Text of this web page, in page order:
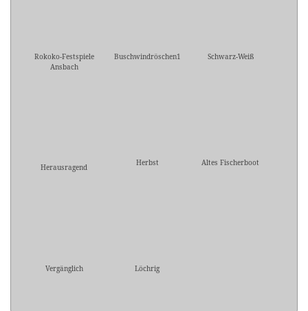
Rokoko-Festspiele
Ansbach
Buschwindröschen1 Schwarz-Weiß
Herausragend Herbst Altes Fischerboot
Vergänglich Löchrig